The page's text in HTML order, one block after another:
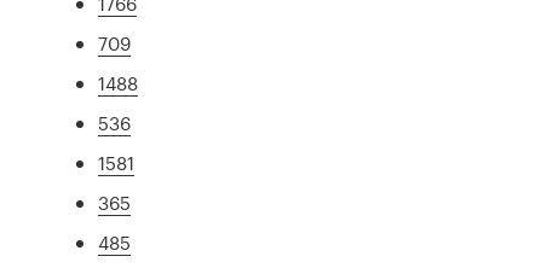
709
1488
536
1581
365
485